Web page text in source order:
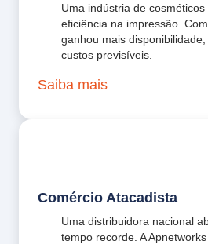
Uma indústria de cosméticos
eficiência na impressão.
ganhou mais
custos previsíveis.
Saiba mais
Comércio Atacadista
Uma distribuidora nacional
tempo recorde. A